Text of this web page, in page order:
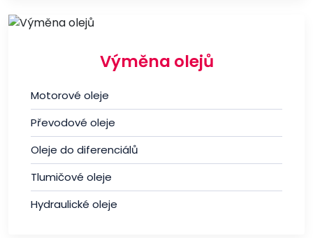
Výměna olejů
Motorové oleje
Převodové oleje
Oleje do diferenciálů
Tlumičové oleje
Hydraulické oleje